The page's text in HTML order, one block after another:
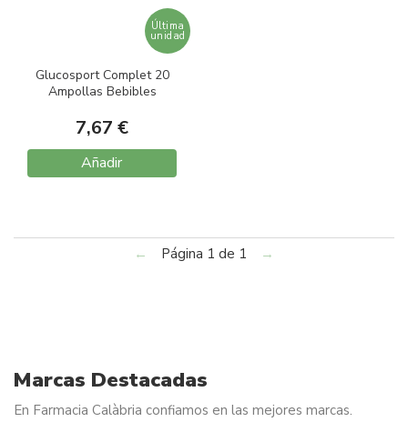
Última
unidad
Glucosport Complet 20
Ampollas Bebibles
7,67 €
Añadir
← Página 1 de 1 →
Marcas Destacadas
En Farmacia Calàbria confiamos en las mejores marcas.